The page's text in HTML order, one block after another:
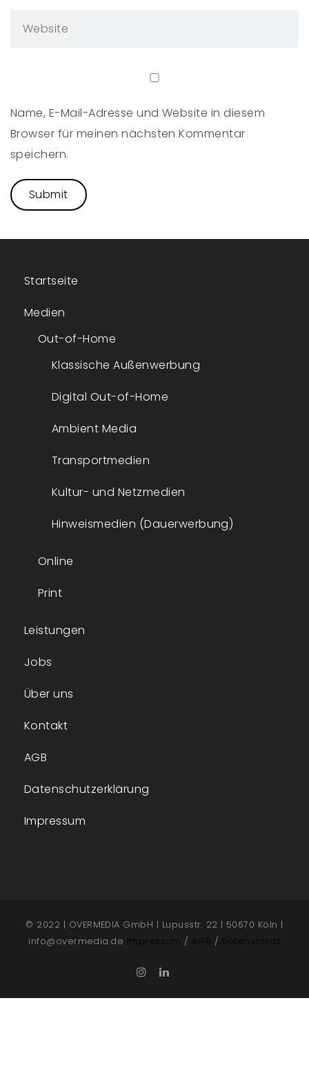
Name, E-Mail-Adresse und Website in diesem
Browser für meinen nächsten Kommentar
speichern.
Startseite
Medien
Out-of-Home
Klassische Außenwerbung
Digital Out-of-Home
Ambient Media
Transportmedien
Kultur- und Netzmedien
Hinweismedien (Dauerwerbung)
Online
Print
Leistungen
Jobs
Über uns
Kontakt
AGB
Datenschutzerklärung
Impressum
© 2022 | OVERMEDIA GmbH | Lupusstr. 22 | 50670 Köln |
info@overmedia.de Impressum / AGB / Datenschutz